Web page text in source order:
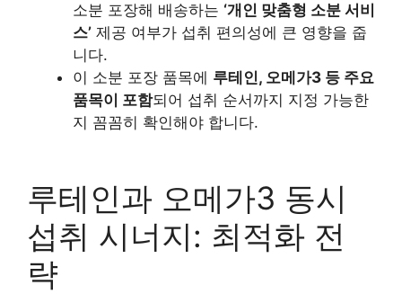
소분 포장해 배송하는 ‘개인 맞춤형 소분 서비
스’ 제공 여부가 섭취 편의성에 큰 영향을 줍
니다.
이 소분 포장 품목에 루테인, 오메가3 등 주요
품목이 포함되어 섭취 순서까지 지정 가능한
지 꼼꼼히 확인해야 합니다.
루테인과 오메가3 동시
섭취 시너지: 최적화 전
략